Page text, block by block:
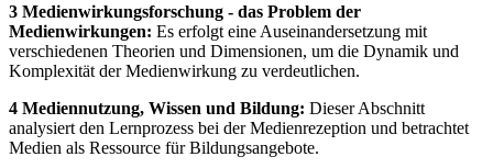
3 Medienwirkungsforschung - das Problem der
Medienwirkungen: Es erfolgt eine Auseinandersetzung mit
verschiedenen Theorien und Dimensionen, um die Dynamik und
Komplexität der Medienwirkung zu verdeutlichen.
4 Mediennutzung, Wissen und Bildung: Dieser Abschnitt
analysiert den Lernprozess bei der Medienrezeption und betrachtet
Medien als Ressource für Bildungsangebote.